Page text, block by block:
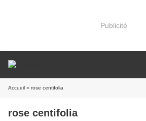
Publicité
Accueil » rose centifolia
rose centifolia